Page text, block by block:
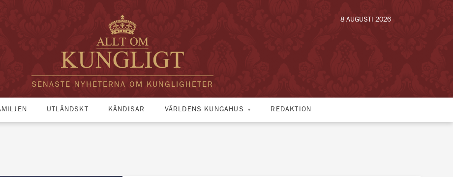
SENASTE NYHETERNA OM KUNGLIGHETER
8 AUGUSTI 2026
UTLÄNDSKT KÄNDISAR VÄRLDENS KUNGAHUS REDAKTION